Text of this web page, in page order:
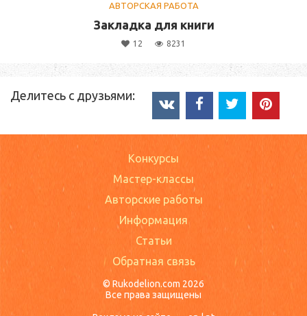
АВТОРСКАЯ РАБОТА
Закладка для книги
12 8231
Делитесь с друзьями:
Конкурсы
Мастер-классы
Авторские работы
Информация
Статьи
Обратная связь
© Rukodelion.com 2026
Все права защищены